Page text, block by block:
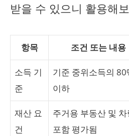
받을 수 있으니 활용해
항목 조건 또는 내용
소득 기
준
기준 중위소득의
이하
재산 요
건
주거용 부동산 및
포함 평가됨